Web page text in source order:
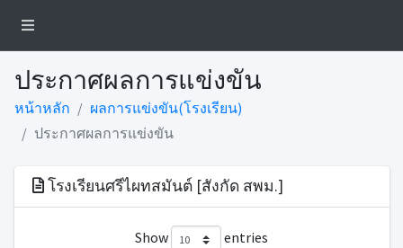
ประกาศผลการแข่งขัน
หน้าหลัก
ผลการแข่งขัน(โรงเรียน)
ประกาศผลการแข่งขัน
โรงเรียนศรีไผทสมันต์ [สังกัด สพม.]
Show entries